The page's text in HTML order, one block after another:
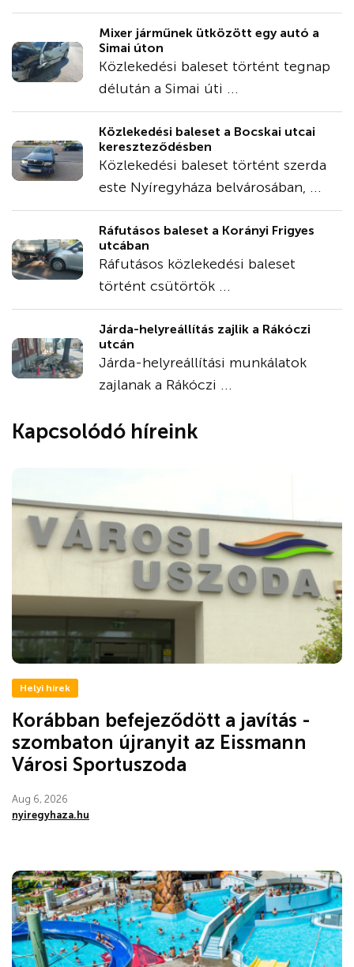
Mixer járműnek ütközött egy autó a
Simai úton
Közlekedési baleset történt tegnap
délután a Simai úti ...
Közlekedési baleset a Bocskai utcai
kereszteződésben
Közlekedési baleset történt szerda
este Nyíregyháza belvárosában, ...
Ráfutásos baleset a Korányi Frigyes
utcában
Ráfutásos közlekedési baleset
történt csütörtök ...
Járda-helyreállítás zajlik a Rákóczi
utcán
Járda-helyreállítási munkálatok
zajlanak a Rákóczi ...
Kapcsolódó híreink
Helyi hírek
Korábban befejeződött a javítás -
szombaton újranyit az Eissmann
Városi Sportuszoda
Aug 6, 2026
nyiregyhaza.hu